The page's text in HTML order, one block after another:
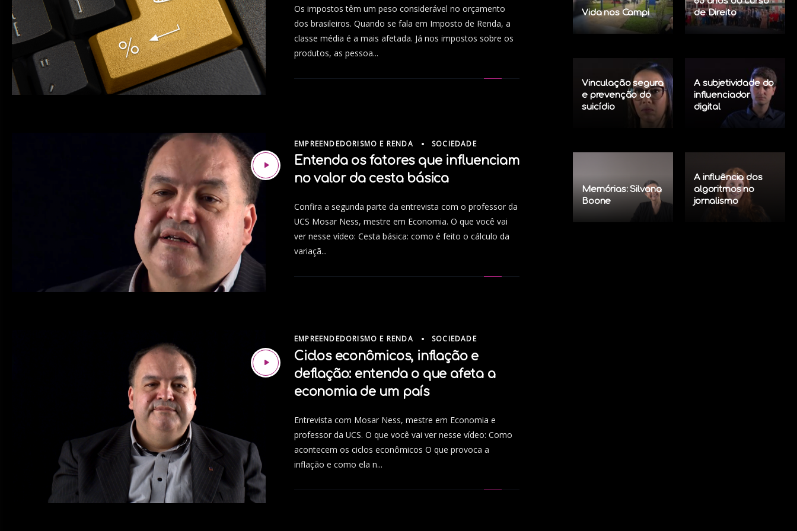
Os impostos têm um peso considerável no orçamento
dos brasileiros. Quando se fala em Imposto de Renda, a
classe média é a mais afetada. Já nos impostos sobre os
produtos, as pessoa...
EMPREENDEDORISMO E RENDA SOCIEDADE
Entenda os fatores que influenciam
no valor da cesta básica
Confira a segunda parte da entrevista com o professor da
UCS Mosar Ness, mestre em Economia. O que você vai
ver nesse vídeo: Cesta básica: como é feito o cálculo da
variaçã...
EMPREENDEDORISMO E RENDA SOCIEDADE
Ciclos econômicos, inflação e
deflação: entenda o que afeta a
economia de um país
Entrevista com Mosar Ness, mestre em Economia e
professor da UCS. O que você vai ver nesse vídeo: Como
acontecem os ciclos econômicos O que provoca a
inflação e como ela n...
Vida nos Campi
de Direito
Vinculação segura
e prevenção do
suicídio
A subjetividade do
influenciador
digital
Memórias: Silvana
Boone
A influência dos
algoritmos no
jornalismo